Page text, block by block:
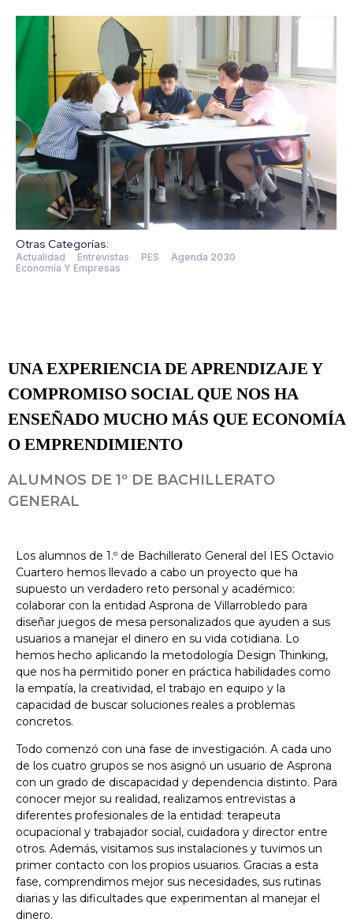
Otras Categorías:
Actualidad Entrevistas PES
Agenda 2030
Economía Y Empresas
UNA EXPERIENCIA DE APRENDIZAJE Y
COMPROMISO SOCIAL QUE NOS HA
ENSEÑADO MUCHO MÁS QUE ECONOMÍA
O EMPRENDIMIENTO
ALUMNOS DE 1º DE BACHILLERATO
GENERAL
Los alumnos de 1.º de Bachillerato General del IES Octavio
Cuartero hemos llevado a cabo un proyecto que ha
supuesto un verdadero reto personal y académico:
colaborar con la entidad Asprona de Villarrobledo para
diseñar juegos de mesa personalizados que ayuden a sus
usuarios a manejar el dinero en su vida cotidiana. Lo
hemos hecho aplicando la metodología Design Thinking,
que nos ha permitido poner en práctica habilidades como
la empatía, la creatividad, el trabajo en equipo y la
capacidad de buscar soluciones reales a problemas
concretos.
Todo comenzó con una fase de investigación. A cada uno
de los cuatro grupos se nos asignó un usuario de Asprona
con un grado de discapacidad y dependencia distinto. Para
conocer mejor su realidad, realizamos entrevistas a
diferentes profesionales de la entidad: terapeuta
ocupacional y trabajador social, cuidadora y director entre
otros. Además, visitamos sus instalaciones y tuvimos un
primer contacto con los propios usuarios. Gracias a esta
fase, comprendimos mejor sus necesidades, sus rutinas
diarias y las dificultades que experimentan al manejar el
dinero.